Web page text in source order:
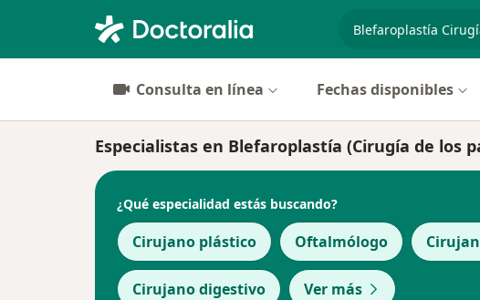
especialidad,
Consulta en línea Fechas disponibles
Especialistas en Blefaroplastía (Cirugía de los
¿Qué especialidad estás buscando?
Cirujano plástico Oftalmólogo
Cirujano digestivo Ver más